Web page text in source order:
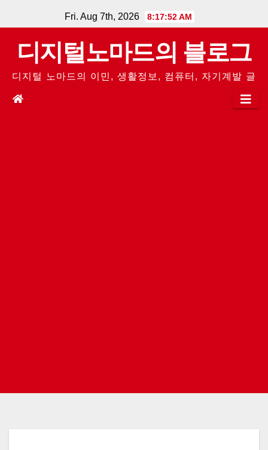
to
content
Fri. Aug 7th, 2026 8:17:53 AM
디지털노마드의 블로그
디지털 노마드의 이민, 생활정보, 컴퓨터, 자기계발 글